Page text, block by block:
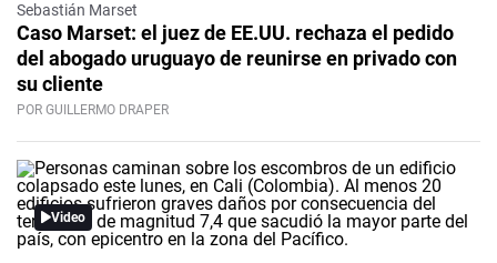
Sebastián Marset
Caso Marset: el juez de EE.UU. rechaza el pedido
del abogado uruguayo de reunirse en privado con
su cliente
POR GUILLERMO DRAPER
Video